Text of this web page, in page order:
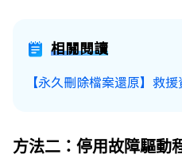
相關閱讀
【永久刪除檔案還原】救
方法二：停用故障驅動